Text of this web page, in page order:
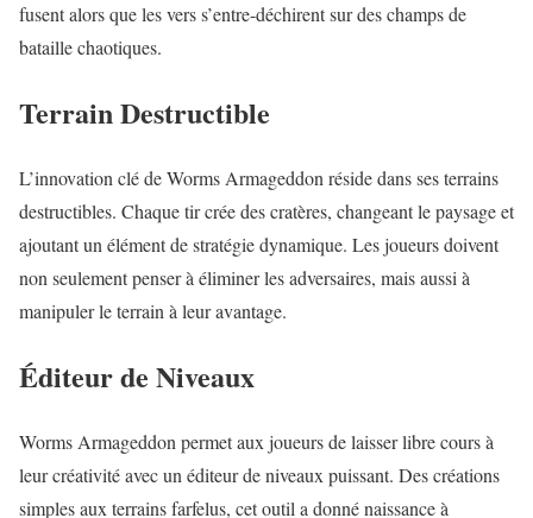
fusent alors que les vers s’entre-déchirent sur des champs de
bataille chaotiques.
Terrain Destructible
L’innovation clé de Worms Armageddon réside dans ses terrains
destructibles. Chaque tir crée des cratères, changeant le paysage et
ajoutant un élément de stratégie dynamique. Les joueurs doivent
non seulement penser à éliminer les adversaires, mais aussi à
manipuler le terrain à leur avantage.
Éditeur de Niveaux
Worms Armageddon permet aux joueurs de laisser libre cours à
leur créativité avec un éditeur de niveaux puissant. Des créations
simples aux terrains farfelus, cet outil a donné naissance à